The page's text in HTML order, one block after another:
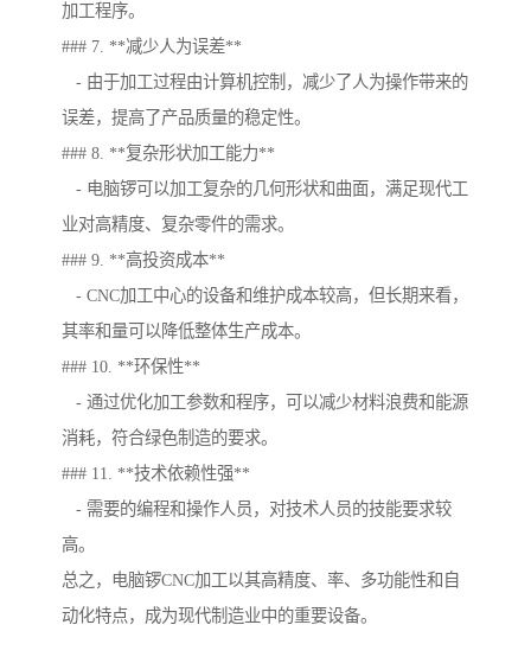
加工程序。
### 7. **减少人为误差**
- 由于加工过程由计算机控制，减少了人为操作带来的
误差，提高了产品质量的稳定性。
### 8. **复杂形状加工能力**
- 电脑锣可以加工复杂的几何形状和曲面，满足现代工
业对高精度、复杂零件的需求。
### 9. **高投资成本**
- CNC加工中心的设备和维护成本较高，但长期来看，
其率和量可以降低整体生产成本。
### 10. **环保性**
- 通过优化加工参数和程序，可以减少材料浪费和能源
消耗，符合绿色制造的要求。
### 11. **技术依赖性强**
- 需要的编程和操作人员，对技术人员的技能要求较
高。
总之，电脑锣CNC加工以其高精度、率、多功能性和自
动化特点，成为现代制造业中的重要设备。